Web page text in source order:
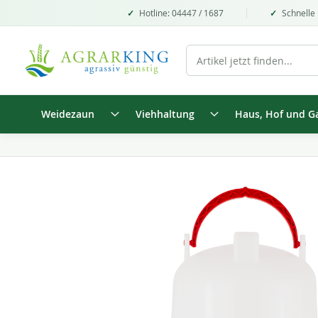
Hotline: 04447 / 1687
Weidezaun Viehhaltung Haus, Hof und